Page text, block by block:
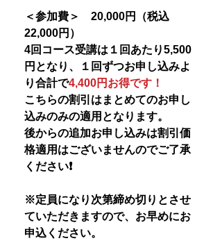
＜参加費＞ 20,000円（税込
22,000円）
4回コース受講は１回あたり5,500
円となり、１回ずつお申し込みよ
り合計で4,400円お得です！
こちらの割引はまとめてのお申し
込みのみの適用となります。
後からの追加お申し込みは割引価
格適用はございませんのでご了承
ください❗️
※定員になり次第締め切りとさせ
ていただきますので、お早めにお
申込ください。